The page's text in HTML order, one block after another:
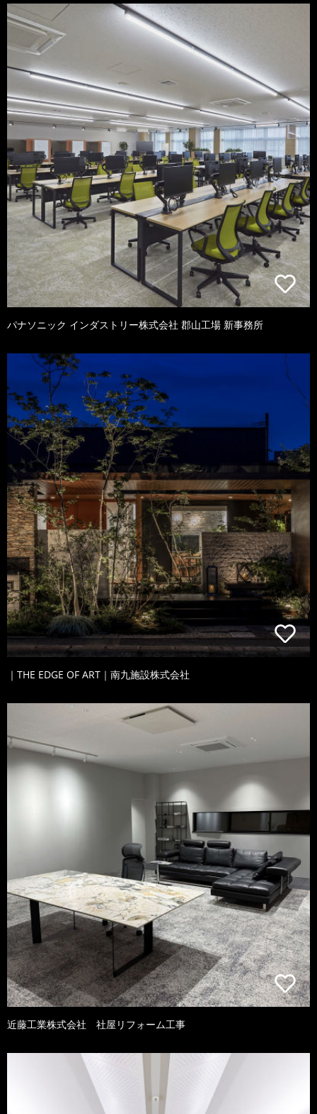
パナソニック インダストリー株式会社 郡山工場 新事務所
｜THE EDGE OF ART｜南九施設株式会社
近藤工業株式会社 社屋リフォーム工事